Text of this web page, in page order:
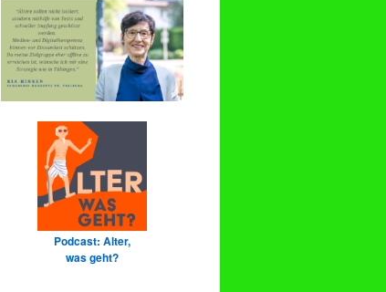
Podcast: Alter,
was geht?